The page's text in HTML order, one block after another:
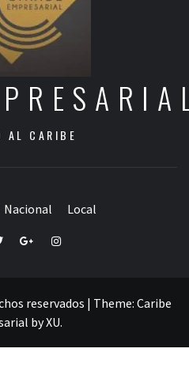
AL CARIBE
Nacional Local
Google+Instagram
reservados | Theme: Caribe
byXU.